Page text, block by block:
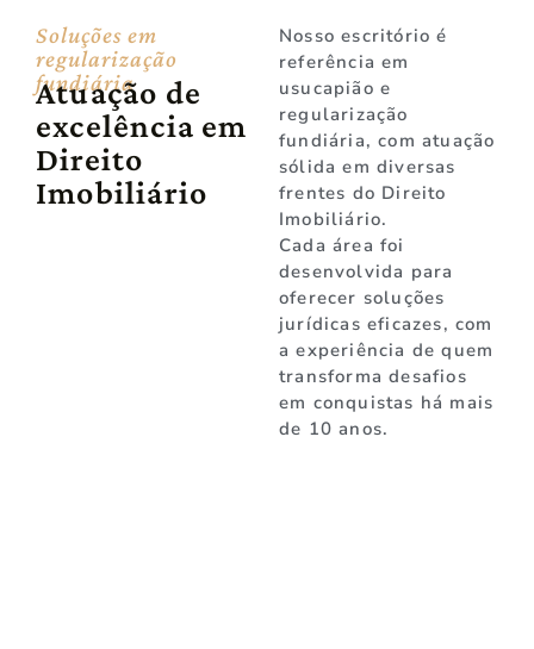
Soluções em
regularização
fundiária
Atuação de
excelência em
Direito
Imobiliário
Nosso escritório é
referência em
usucapião e
regularização
fundiária, com atuação
sólida em diversas
frentes do Direito
Imobiliário.
Cada área foi
desenvolvida para
oferecer soluções
jurídicas eficazes, com
a experiência de quem
transforma desafios
em conquistas há mais
de 10 anos.